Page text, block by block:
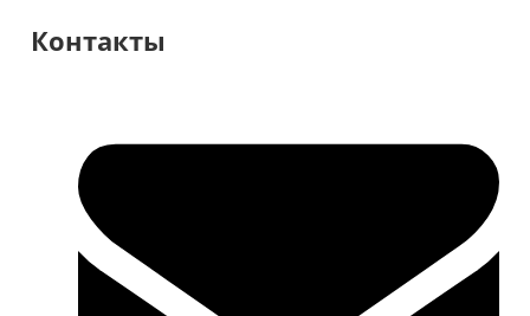
Контакты